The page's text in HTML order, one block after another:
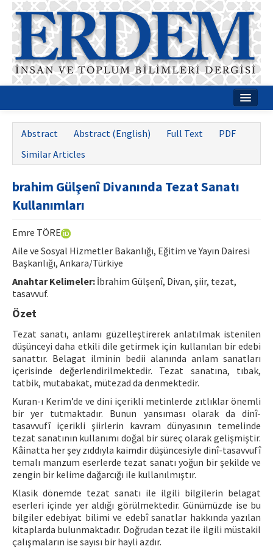
Journal Boards
Guides
Writing Rules
Contact Us
ISSN: 1010-867X · e-ISSN: 2667-8713
Abstract Abstract (English) Full Text
PDF
Similar Articles
brahim Gülşenî Divanında Tezat Sanatı
Kullanımları
Emre TÖRE
Aile ve Sosyal Hizmetler Bakanlığı, Eğitim ve Yayın Dairesi
Başkanlığı, Ankara/Türkiye
Anahtar Kelimeler: İbrahim Gülşenî, Divan, şiir, tezat,
tasavvuf.
Özet
Tezat sanatı, anlamı güzelleştirerek anlatılmak istenilen
düşünceyi daha etkili dile getirmek için kullanılan bir edebi
sanattır. Belagat ilminin bedii alanında anlam sanatları
içerisinde değerlendirilmektedir. Tezat sanatına, tıbak,
tatbik, mutabakat, mütezad da denmektedir.
Kuran-ı Kerim’de ve dini içerikli metinlerde zıtlıklar önemli
bir yer tutmaktadır. Bunun yansıması olarak da dinî-
tasavvufî içerikli şiirlerin kavram dünyasının temelinde
tezat sanatının kullanımı doğal bir süreç olarak gelişmiştir.
Kâinatta her şey zıddıyla kaimdir düşüncesiyle dinî-tasavvufî
temalı manzum eserlerde tezat sanatı yoğun bir şekilde ve
zengin bir kelime dağarcığı ile kullanılmıştır.
Klasik dönemde tezat sanatı ile ilgili bilgilerin belagat
eserleri içinde yer aldığı görülmektedir. Günümüzde ise bu
bilgiler edebiyat bilimi ve edebî sanatlar hakkında yazılan
kitaplarda bulunmaktadır. Doğrudan tezat ile ilgili müstakil
çalışmaların ise sayısı bir hayli azdır.